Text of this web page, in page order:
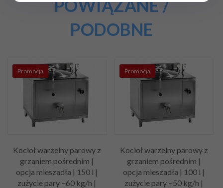
POWIĄZANE /
PODOBNE
Promocja
Kocioł warzelny parowy z
grzaniem pośrednim |
opcja mieszadła | 150 l |
zużycie pary ~60 kg/h |
Promocja
Kocioł warzelny parowy z
grzaniem pośrednim |
opcja mieszadła | 100 l |
zużycie pary ~50 kg/h |